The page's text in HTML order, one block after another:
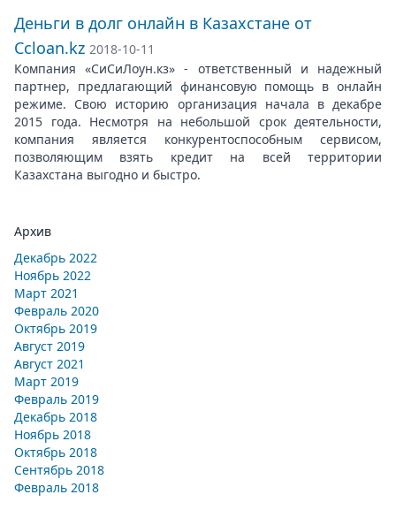
Деньги в долг онлайн в Казахстане от
Ccloan.kz 2018-10-11
Компания «СиСиЛоун.кз» - ответственный и надежный
партнер, предлагающий финансовую помощь в онлайн
режиме. Свою историю организация начала в декабре
2015 года. Несмотря на небольшой срок деятельности,
компания является конкурентоспособным сервисом,
позволяющим взять кредит на всей территории
Казахстана выгодно и быстро.
Архив
Декабрь 2022
Ноябрь 2022
Март 2021
Февраль 2020
Октябрь 2019
Август 2019
Август 2021
Март 2019
Февраль 2019
Декабрь 2018
Ноябрь 2018
Октябрь 2018
Сентябрь 2018
Февраль 2018